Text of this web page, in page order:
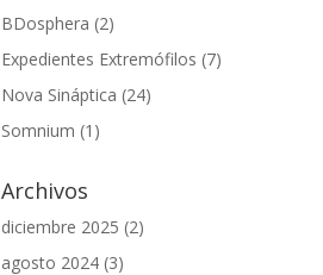
BDosphera (2)
Expedientes Extremófilos (7)
Nova Sináptica (24)
Somnium (1)
Archivos
diciembre 2025 (2)
agosto 2024(3)